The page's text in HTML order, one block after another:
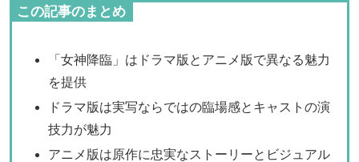
この記事のまとめ
「女神降臨」はドラマ版とアニメ版で異なる魅力
を提供
ドラマ版は実写ならではの臨場感とキャストの演
技力が魅力
アニメ版は原作に忠実なストーリーとビジュアル